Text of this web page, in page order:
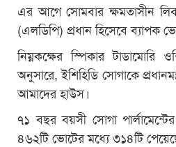
এর আগে সোমবার ক্ষমতাসীন
(এলডিপি) প্রধান হিসেবে ব্যাপক
নিম্নকক্ষের স্পিকার
অনুসারে, ইশিহিডি সোগাকে
আমাদের হাউস।
৭১ বছর বয়সী সোগা
৪৬২টি ভোটের মধ্যে ৩১৪টি